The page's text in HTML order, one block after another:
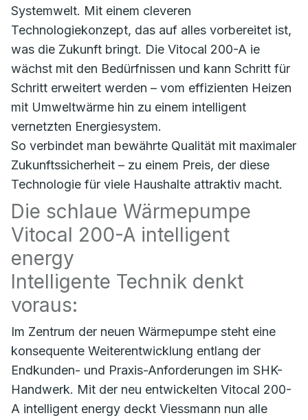
Systemwelt. Mit einem cleveren
Technologiekonzept, das auf alles vorbereitet ist,
was die Zukunft bringt. Die Vitocal 200-A ie
wächst mit den Bedürfnissen und kann Schritt für
Schritt erweitert werden – vom effizienten Heizen
mit Umweltwärme hin zu einem intelligent
vernetzten Energiesystem.
So verbindet man bewährte Qualität mit maximaler
Zukunftssicherheit – zu einem Preis, der diese
Technologie für viele Haushalte attraktiv macht.
Die schlaue Wärmepumpe
Vitocal 200-A intelligent
energy
Intelligente Technik denkt
voraus:
Im Zentrum der neuen Wärmepumpe steht eine
konsequente Weiterentwicklung entlang der
Endkunden- und Praxis-Anforderungen im SHK-
Handwerk. Mit der neu entwickelten Vitocal 200-
A intelligent energy deckt Viessmann nun alle